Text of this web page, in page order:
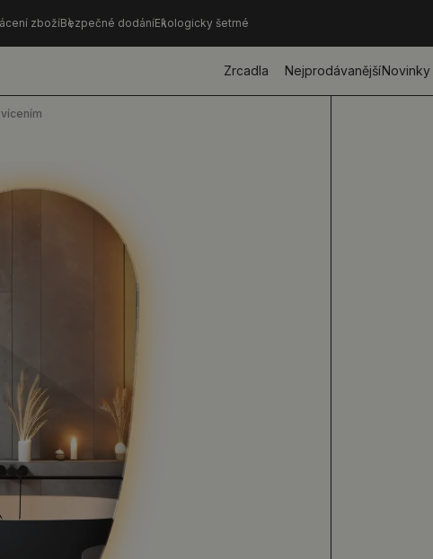
zbožíBezpečné dodáníEkologicky šetrné
Zrcadla NejprodávanějšíNovinky